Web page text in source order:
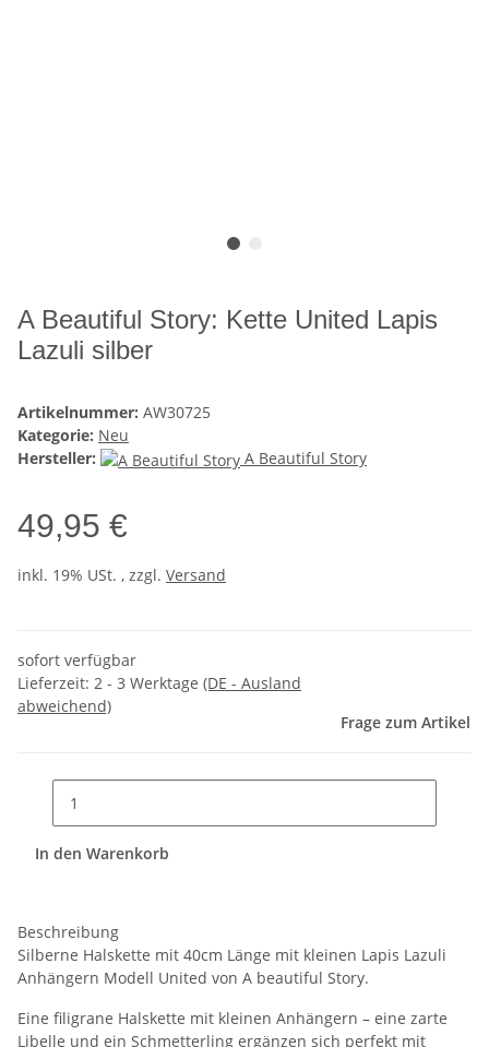
A Beautiful Story: Kette United Lapis
Lazuli silber
Artikelnummer: AW30725
Kategorie: Neu
Hersteller:
A Beautiful Story
49,95 €
inkl. 19% USt. , zzgl. Versand
sofort verfügbar
Lieferzeit: 2 - 3 Werktage (DE - Ausland
abweichend)
Frage zum Artikel
In den Warenkorb
Beschreibung
Silberne Halskette mit 40cm Länge mit kleinen Lapis Lazuli
Anhängern Modell United von A beautiful Story.
Eine filigrane Halskette mit kleinen Anhängern – eine zarte
Libelle und ein Schmetterling ergänzen sich perfekt mit